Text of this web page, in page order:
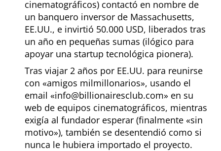
cinematográficos) contactó en nombre de
un banquero inversor de Massachusetts,
EE.UU., e invirtió 50.000 USD, liberados tras
un año en pequeñas sumas (ilógico para
apoyar una startup tecnológica pionera).
Tras viajar 2 años por EE.UU. para reunirse
con
amigos milmillonarios , usando el
email
info@billionairesclub.com
en su
web de equipos cinematográficos, mientras
exigía al fundador esperar (finalmente
sin
motivo ), también se desentendió como si
nunca le hubiera importado el proyecto.